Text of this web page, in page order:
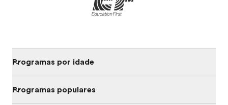
Programas por idade
Programas populares